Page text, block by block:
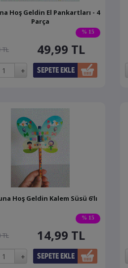
% 15
Hoş Geldin El Pankartları - 4
Parça
TL 49,99 TL
% 15
Hoş Geldin Kalem Süsü 6'lı
TL 14,99 TL